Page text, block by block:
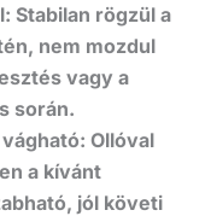
Stabilan rögzül a
nem mozdul
vagy a
során.
Ollóval
a kívánt
jól követi